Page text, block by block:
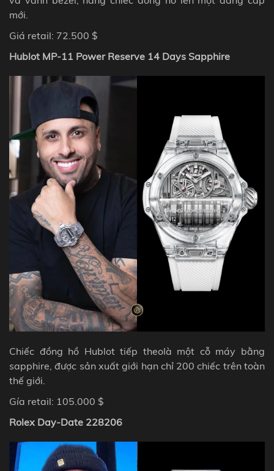
mới.
Giá retail: 72.500 $
Hublot MP-11 Power Reserve 14 Days Sapphire
Chiếc đồng hồ Hublot tiếp theolà một cỗ máy bằng
sapphire, được sản xuất giới hạn chỉ 200 chiếc trên toàn
thế giới.
Gía retail: 105.000 $
Rolex Day-Date 228206